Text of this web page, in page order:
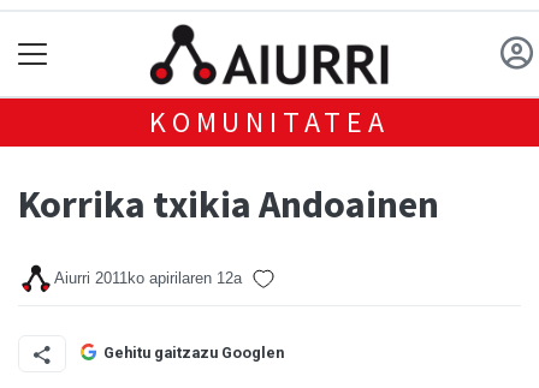
KOMUNITATEA
Korrika txikia Andoainen
Aiurri 2011ko apirilaren 12a
Gehitu gaitzazu Googlen